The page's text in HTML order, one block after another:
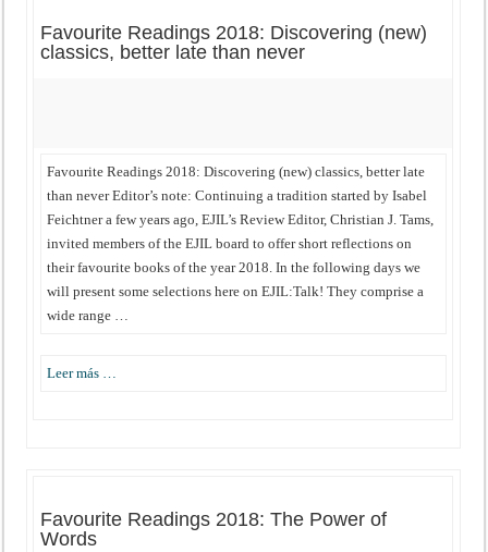
Favourite Readings 2018: Discovering (new)
classics, better late than never
Favourite Readings 2018: Discovering (new) classics, better late
than never Editor’s note: Continuing a tradition started by Isabel
Feichtner a few years ago, EJIL’s Review Editor, Christian J. Tams,
invited members of the EJIL board to offer short reflections on
their favourite books of the year 2018. In the following days we
will present some selections here on EJIL:Talk! They comprise a
wide range …
Leer más …
Favourite Readings 2018: The Power of
Words